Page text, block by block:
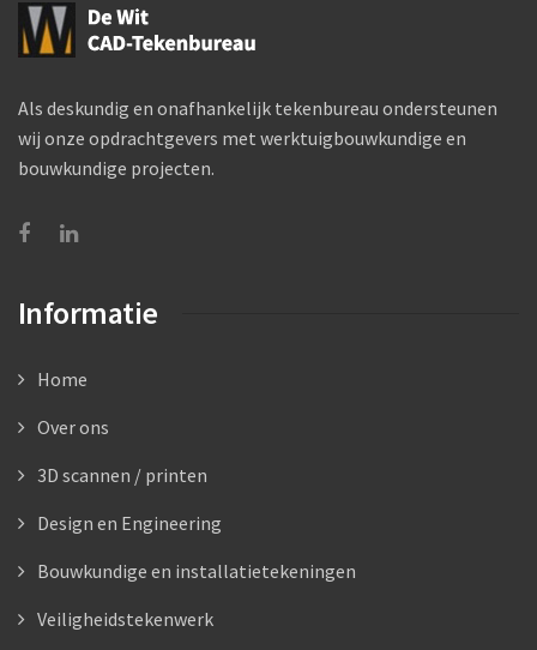
Als deskundig en onafhankelijk tekenbureau ondersteunen
wij onze opdrachtgevers met werktuigbouwkundige en
bouwkundige projecten.
Informatie
Home
Over ons
3D scannen / printen
Design en Engineering
Bouwkundige en installatietekeningen
Veiligheidstekenwerk